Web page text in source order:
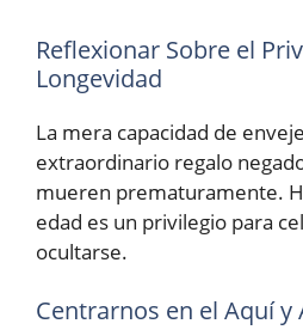
Reflexionar Sobre el
Longevidad
La mera capacidad de
extraordinario regalo
mueren prematuramente.
edad es un privilegio para
ocultarse.
Centrarnos en el Aquí y